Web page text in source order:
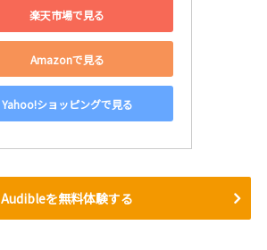
楽天市場で見る
Amazonで見る
Yahoo!ショッピングで見る
Audibleを無料体験する